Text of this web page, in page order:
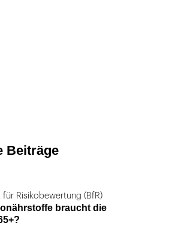
Beiträge
für Risikobewertung (BfR)
braucht die